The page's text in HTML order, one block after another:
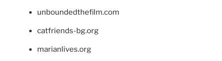
unboundedthefilm.com
catfriends-bg.org
marianlives.org